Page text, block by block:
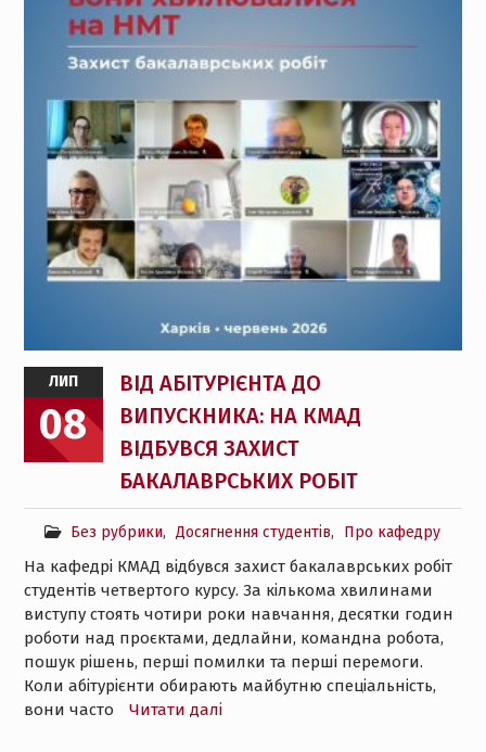
ЛИП
08
ВІД АБІТУРІЄНТА ДО
ВИПУСКНИКА: НА КМАД
ВІДБУВСЯ ЗАХИСТ
БАКАЛАВРСЬКИХ РОБІТ
Без рубрики, Досягнення студентів, Про кафедру
На кафедрі КМАД відбувся захист бакалаврських робіт
студентів четвертого курсу. За кількома хвилинами
виступу стоять чотири роки навчання, десятки годин
роботи над проєктами, дедлайни, командна робота,
пошук рішень, перші помилки та перші перемоги.
Коли абітурієнти обирають майбутню спеціальність,
вони часто
Читати далі